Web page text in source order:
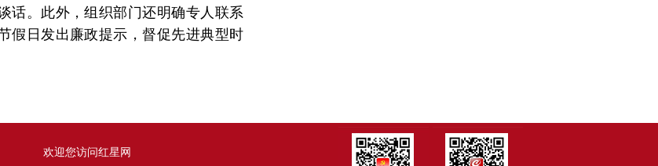
话。此外，组织部门还明确专人联系
假日发出廉政提示，督促先进典型时
欢迎您访问红星网